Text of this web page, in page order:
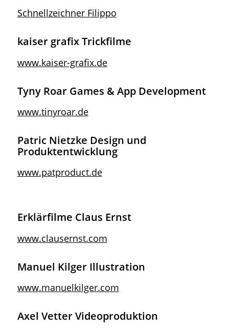
Schnellzeichner Filippo
kaiser grafix Trickfilme
www.kaiser-grafix.de
Tyny Roar Games & App Development
www.tinyroar.de
Patric Nietzke Design und
Produktentwicklung
www.patproduct.de
Erklärfilme Claus Ernst
www.clausernst.com
Manuel Kilger Illustration
www.manuelkilger.com
Axel Vetter Videoproduktion